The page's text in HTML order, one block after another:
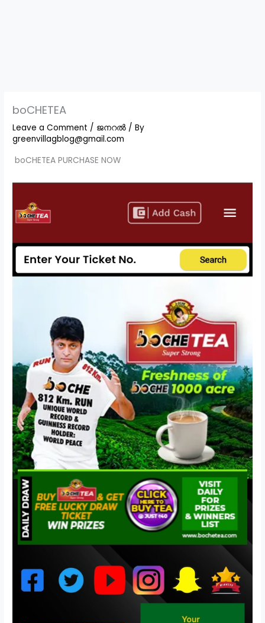
boCHETEA
Leave a Comment / ജനറൽ / By
greenvillagblog@gmail.com
boCHETEA PURCHASE NOW